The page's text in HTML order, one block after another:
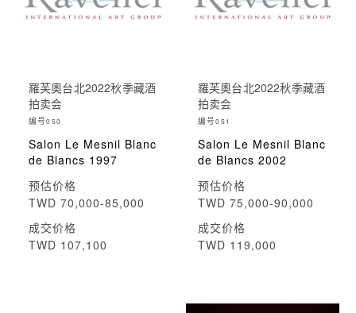
羅芙奧台北2022秋季藏酒
拍卖会
编号050
Salon Le Mesnil Blanc
de Blancs 1997
预估价格
TWD 70,000-85,000
成交价格
TWD 107,100
羅芙奧台北2022秋季藏酒
拍卖会
编号051
Salon Le Mesnil Blanc
de Blancs 2002
预估价格
TWD 75,000-90,000
成交价格
TWD 119,000